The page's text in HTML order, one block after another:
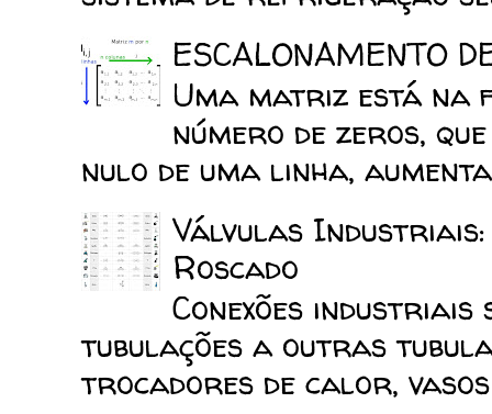
ESCALONAMENTO
Uma matriz está na
número de zeros,
nulo de uma linha,
Válvulas Industriais:
Roscado
Conexões
tubulações a outras
trocadores de calor, vasos